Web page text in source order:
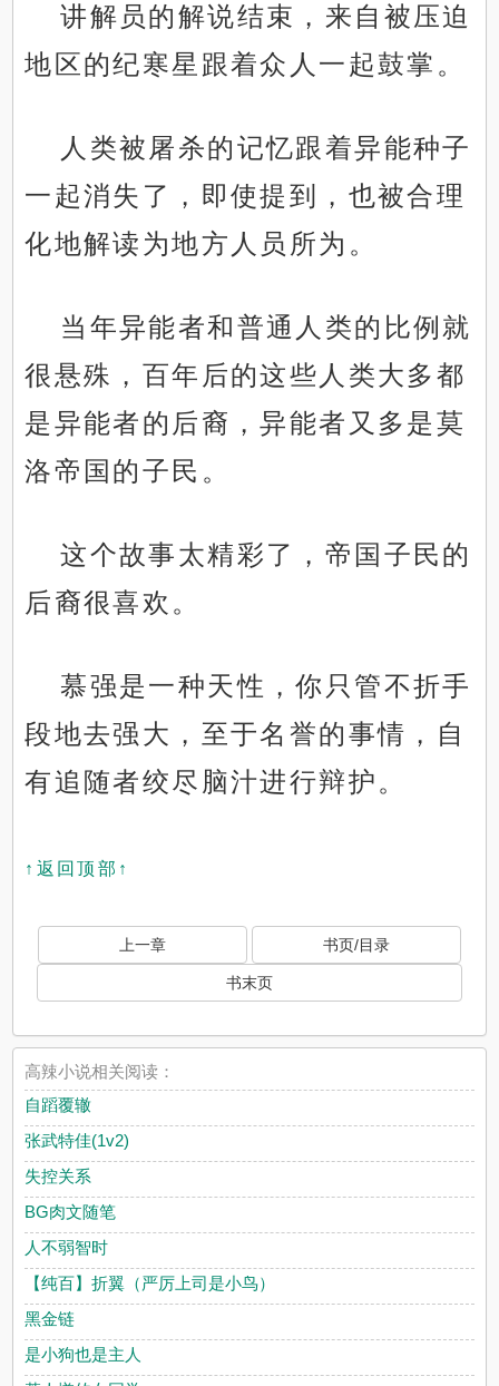
讲解员的解说结束，来自被压迫
地区的纪寒星跟着众人一起鼓掌。
人类被屠杀的记忆跟着异能种子
一起消失了，即使提到，也被合理
化地解读为地方人员所为。
当年异能者和普通人类的比例就
很悬殊，百年后的这些人类大多都
是异能者的后裔，异能者又多是莫
洛帝国的子民。
这个故事太精彩了，帝国子民的
后裔很喜欢。
慕强是一种天性，你只管不折手
段地去强大，至于名誉的事情，自
有追随者绞尽脑汁进行辩护。
↑返回顶部↑
上一章 书页/目录
书末页
高辣小说相关阅读：
自蹈覆辙
张武特佳(1v2)
失控关系
BG肉文随笔
人不弱智时
【纯百】折翼（严厉上司是小鸟）
黑金链
是小狗也是主人